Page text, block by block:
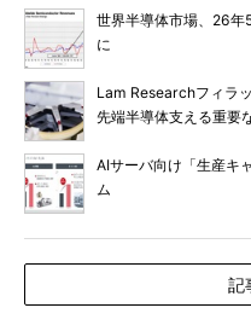
世界半導体市場、26
に
Lam Researchフィラ
先端半導体支える重要
AIサーバ向け「生産キ
ム
記